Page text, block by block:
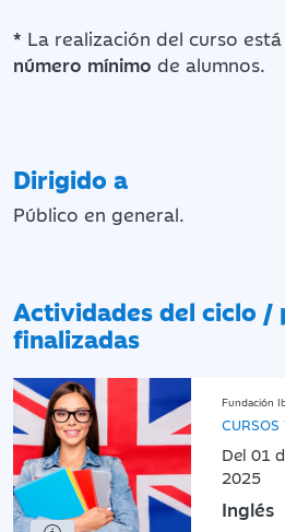
* La realización del curso
número mínimo de alumnos.
Dirigido a
Público en general.
Actividades del ciclo /
finalizadas
Fundación
CURSOS
Del 01
2025
Inglés